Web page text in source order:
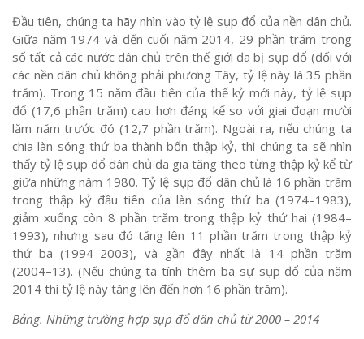
Đầu tiên, chúng ta hãy nhìn vào tỷ lệ sụp đổ của nền dân chủ.
Giữa năm 1974 và đến cuối năm 2014, 29 phần trăm trong
số tất cả các nước dân chủ trên thế giới đã bị sụp đổ (đối với
các nền dân chủ không phải phương Tây, tỷ lệ này là 35 phần
trăm). Trong 15 năm đầu tiên của thế kỷ mới này, tỷ lệ sụp
đổ (17,6 phần trăm) cao hơn đáng kể so với giai đoạn mười
lăm năm trước đó (12,7 phần trăm). Ngoài ra, nếu chúng ta
chia làn sóng thứ ba thành bốn thập kỷ, thì chúng ta sẽ nhìn
thấy tỷ lệ sụp đổ dân chủ đã gia tăng theo từng thập kỷ kể từ
giữa những năm 1980. Tỷ lệ sụp đổ dân chủ là 16 phần trăm
trong thập kỷ đầu tiên của làn sóng thứ ba (1974–1983),
giảm xuống còn 8 phần trăm trong thập kỷ thứ hai (1984–
1993), nhưng sau đó tăng lên 11 phần trăm trong thập kỷ
thứ ba (1994–2003), và gần đây nhất là 14 phần trăm
(2004–13). (Nếu chúng ta tính thêm ba sự sụp đổ của năm
2014 thì tỷ lệ này tăng lên đến hơn 16 phần trăm).
Bảng. Những trường hợp sụp đổ dân chủ từ 2000 – 2014